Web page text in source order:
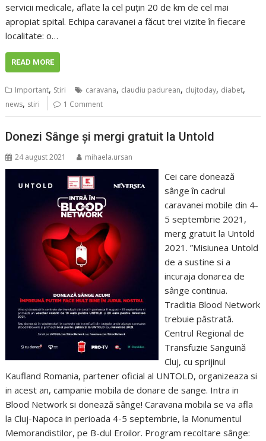
servicii medicale, aflate la cel puțin 20 de km de cel mai
apropiat spital. Echipa caravanei a făcut trei vizite în fiecare
localitate: o…
READ MORE
Important, Stiri caravana, claudiu padurean, clujtoday, diabet,
news, stiri 1 Comment
Donezi Sânge și mergi gratuit la Untold
24 august 2021 mihaela.ursan
Cei care donează
sânge în cadrul
caravanei mobile din 4-
5 septembrie 2021,
merg gratuit la Untold
2021. ”Misiunea Untold
de a sustine si a
incuraja donarea de
sânge continua.
Traditia Blood Network
trebuie păstrată.
Centrul Regional de
Transfuzie Sanguină
Cluj, cu sprijinul
Kaufland Romania, partener oficial al UNTOLD, organizeaza si
in acest an, campanie mobila de donare de sange. Intra in
Blood Network si donează sânge! Caravana mobila se va afla
la Cluj-Napoca in perioada 4-5 septembrie, la Monumentul
Memorandistilor, pe B-dul Eroilor. Program recoltare sânge: